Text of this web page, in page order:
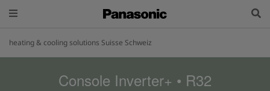
heating & cooling solutions Suisse Schweiz
Console Inverter+ • R32